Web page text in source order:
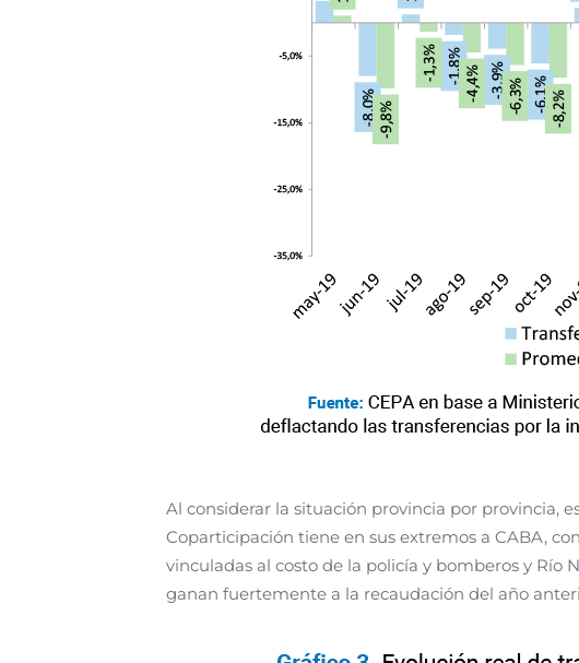
Al considerar la situación provincia por provincia,
Coparticipación tiene en sus extremos a CABA,
vinculadas al costo de la policía y bomberos y Río
ganan fuertemente a la recaudación del año